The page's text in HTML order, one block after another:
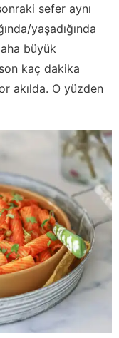
sefer aynı
yaşadığında
büyük
kaç dakika
akılda. O yüzden